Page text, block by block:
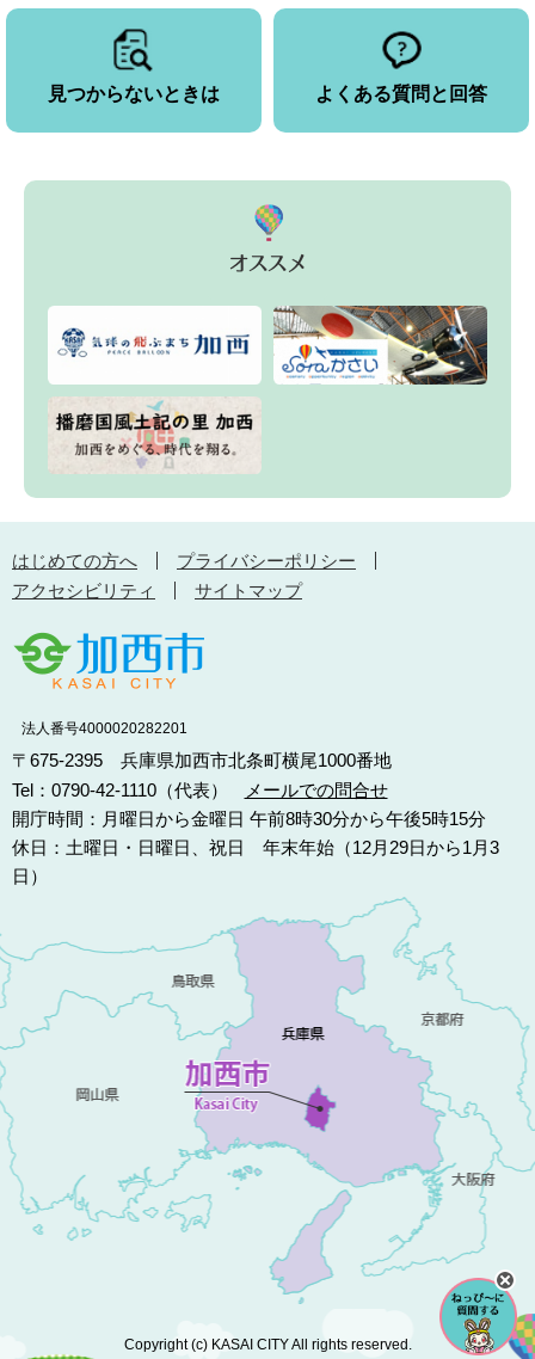
見つからないときは よくある質問と回答
はじめての方へ
プライバシーポリシー
アクセシビリティ
サイトマップ
法人番号4000020282201
〒675-2395 兵庫県加西市北条町横尾1000番地
Tel：0790-42-1110（代表）
メールでの問合せ
開庁時間：月曜日から金曜日 午前8時30分から午後5時15分
休日：土曜日・日曜日、祝日 年末年始（12月29日から1月3
日）
Copyright (c) KASAI CITY All rights reserved.